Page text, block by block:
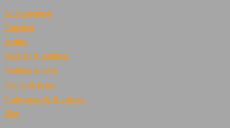
Aménagement
Entretien
Jardins
Matériel & outillage
Mobilier & déco
Plantes & fleurs
Professionnels & artisans
Blog